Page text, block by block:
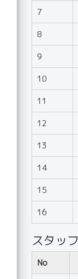
7
8
9
10
11
12
13
14
15
16
スタッフ
No